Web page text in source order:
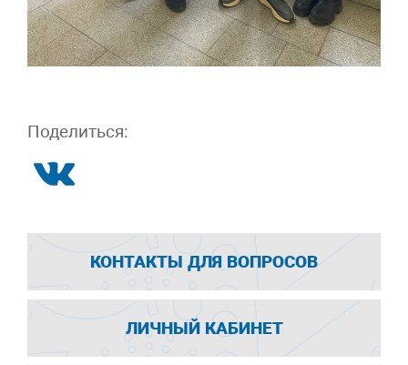
Поделиться:
КОНТАКТЫ ДЛЯ ВОПРОСОВ
ЛИЧНЫЙ КАБИНЕТ